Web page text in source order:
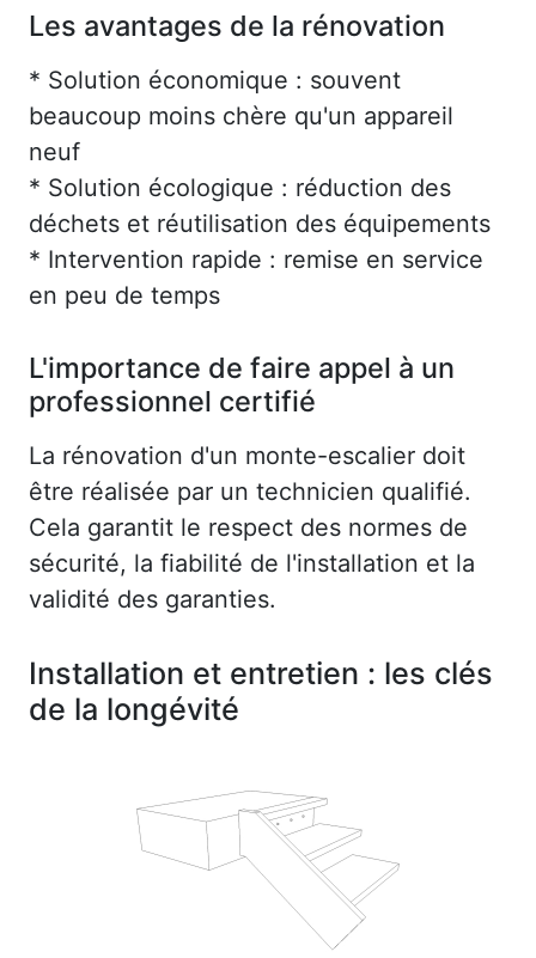
Les avantages de la rénovation
* Solution économique : souvent
beaucoup moins chère qu'un appareil
neuf
* Solution écologique : réduction des
déchets et réutilisation des équipements
* Intervention rapide : remise en service
en peu de temps
L'importance de faire appel à un
professionnel certifié
La rénovation d'un monte-escalier doit
être réalisée par un technicien qualifié.
Cela garantit le respect des normes de
sécurité, la fiabilité de l'installation et la
validité des garanties.
Installation et entretien : les clés
de la longévité